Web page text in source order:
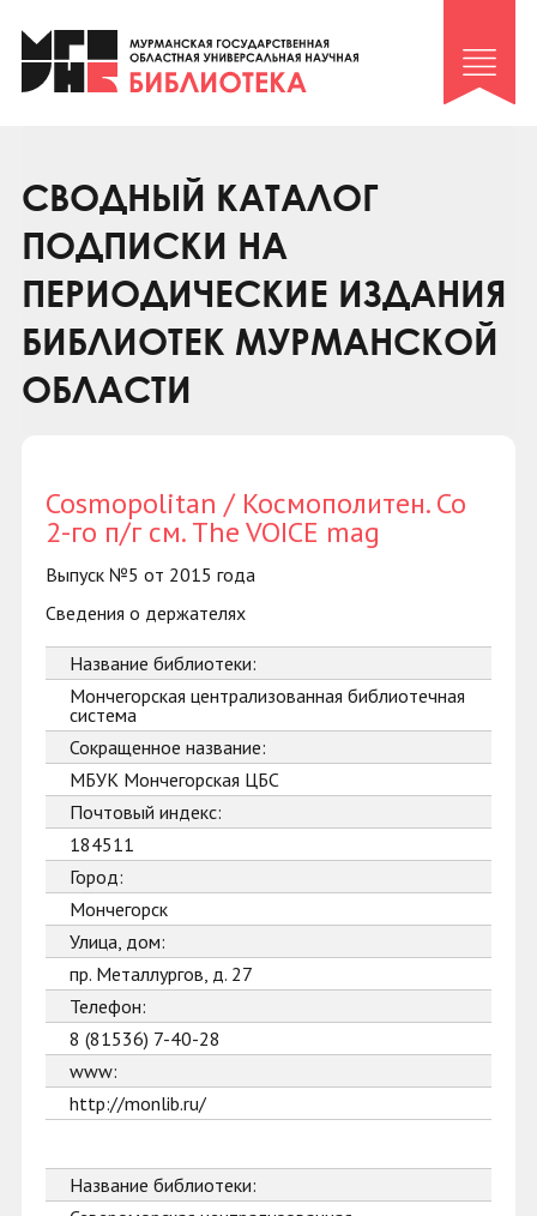
Клуб «Гиря и сельдерей»
Клуб «Семейный архив»
Коллегам
Контакты
СВОДНЫЙ КАТАЛОГ
ПОДПИСКИ НА
ПЕРИОДИЧЕСКИЕ ИЗДАНИЯ
БИБЛИОТЕК МУРМАНСКОЙ
ОБЛАСТИ
Cosmopolitan / Космополитен. Со
2-го п/г см. The VOICE mag
Выпуск №5 от 2015 года
Сведения о держателях
Название библиотеки:
Мончегорская централизованная библиотечная
система
Сокращенное название:
МБУК Мончегорская ЦБС
Почтовый индекс:
184511
Город:
Мончегорск
Улица, дом:
пр. Металлургов, д. 27
Телефон:
8 (81536) 7-40-28
www:
http://monlib.ru/
Название библиотеки: